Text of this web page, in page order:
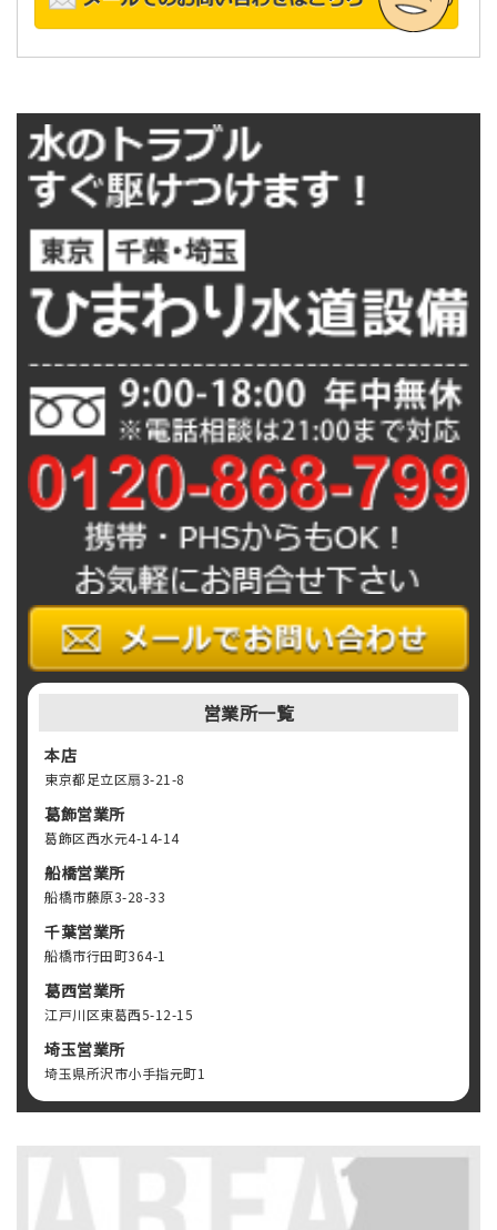
営業所一覧
本店
東京都足立区扇3-21-8
葛飾営業所
葛飾区西水元4-14-14
船橋営業所
船橋市藤原3-28-33
千葉営業所
船橋市行田町364-1
葛西営業所
江戸川区東葛西5-12-15
埼玉営業所
埼玉県所沢市小手指元町1